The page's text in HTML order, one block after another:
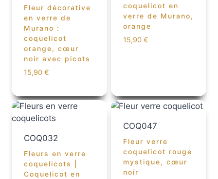
Fleur décorative
en verre de
Murano :
coquelicot
orange, cœur
noir avec picots
15,90 €
coquelicot en
verre de Murano,
orange
15,90 €
COQ032
Fleurs en verre
coquelicots |
Coquelicot en
COQ047
Fleur verre
coquelicot rouge
mystique, cœur
noir